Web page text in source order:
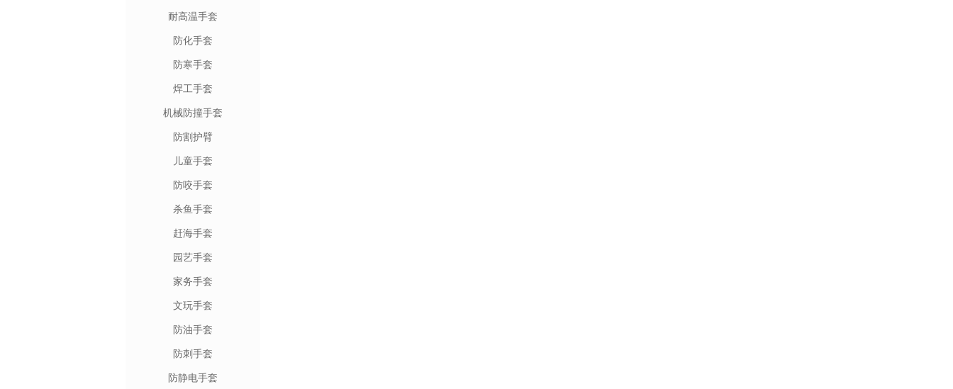
耐高温手套
防化手套
防寒手套
焊工手套
机械防撞手套
防割护臂
儿童手套
防咬手套
杀鱼手套
赶海手套
园艺手套
家务手套
文玩手套
防油手套
防刺手套
防静电手套